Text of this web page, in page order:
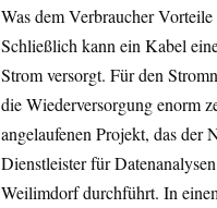
Was dem Verbraucher
Schließlich kann ein Kabel
Strom versorgt. Für den
die Wiederversorgung enorm
angelaufenen Projekt, das der
Dienstleister für
Weilimdorf durchführt. In